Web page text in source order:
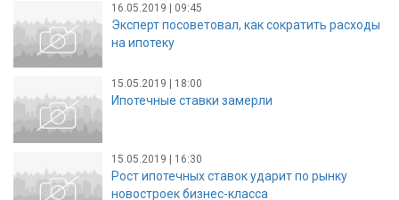
16.05.2019 | 09:45
Эксперт посоветовал, как сократить расходы
на ипотеку
15.05.2019 | 18:00
Ипотечные ставки замерли
15.05.2019 | 16:30
Рост ипотечных ставок ударит по рынку
новостроек бизнес-класса